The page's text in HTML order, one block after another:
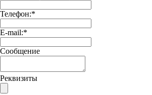
Телефон:*
E-mail:*
Сообщение
Реквизиты